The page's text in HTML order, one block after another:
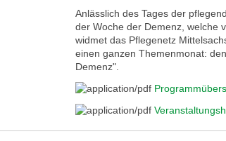
Anlässlich des Tages der
der Woche der Demenz, welche
widmet das Pflegenetz
einen ganzen Themenmonat:
Demenz".